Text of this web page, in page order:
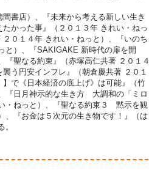
書店）、『未来から考える新しい生き
かった事』（２０１３年 きれい・ねっ
０１４年 きれい・ねっと）、『いのち
と）、『SAKIGAKE 新時代の扉を開
『聖なる約束』（赤塚高仁共著 ２０１４
う円安インフレ』（朝倉慶共著 ２０１
で《日本経済の底上げ》は可能』（竹
『日月神示的な生き方 大調和の「ミロ
・ねっと）、『聖なる約束３ 黙示を観
、『お金は５次元の生き物です！』（は